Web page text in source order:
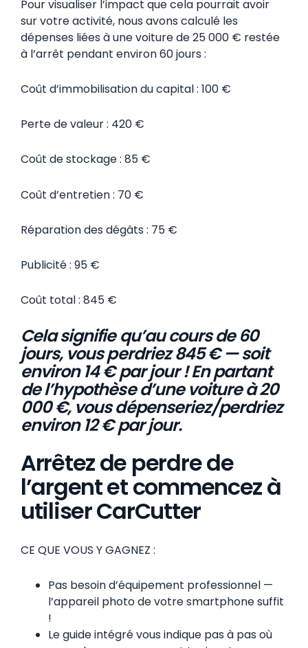
Pour visualiser l’impact que cela pourrait avoir
sur votre activité, nous avons calculé les
dépenses liées à une voiture de 25 000 € restée
à l’arrêt pendant environ 60 jours :
Coût d’immobilisation du capital : 100 €
Perte de valeur : 420 €
Coût de stockage : 85 €
Coût d’entretien : 70 €
Réparation des dégâts : 75 €
Publicité : 95 €
Coût total : 845 €
Cela signifie qu’au cours de 60
jours, vous perdriez 845 € — soit
environ 14 € par jour ! En partant
de l’hypothèse d’une voiture à 20
000 €, vous dépenseriez/perdriez
environ 12 € par jour.
Arrêtez de perdre de
l’argent et commencez à
utiliser CarCutter
CE QUE VOUS Y GAGNEZ :
Pas besoin d’équipement professionnel —
l’appareil photo de votre smartphone suffit
!
Le guide intégré vous indique pas à pas où